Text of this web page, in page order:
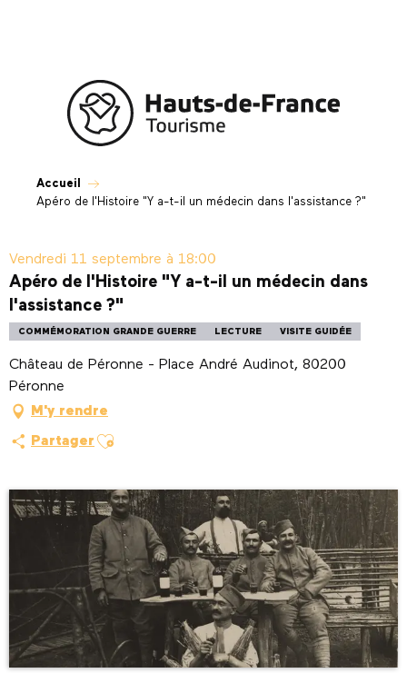
Accueil
Apéro de l'Histoire "Y a-t-il un médecin dans l'assistance ?"
Vendredi 11 septembre à 18:00
Apéro de l'Histoire "Y a-t-il un médecin dans
l'assistance ?"
COMMÉMORATION GRANDE GUERRE LECTURE VISITE GUIDÉE
Château de Péronne - Place André Audinot, 80200
Péronne
M'y rendre
Partager Ajouter aux favoris